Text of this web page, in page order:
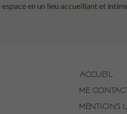
en un lieu accueillant et
ACCUEIL
ME
MENTIONS